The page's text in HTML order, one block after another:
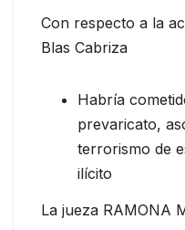
Con respecto a la
Blas Cabriza
Habría
prevaricato,
terrorismo de
ilícito
La jueza RAMONA